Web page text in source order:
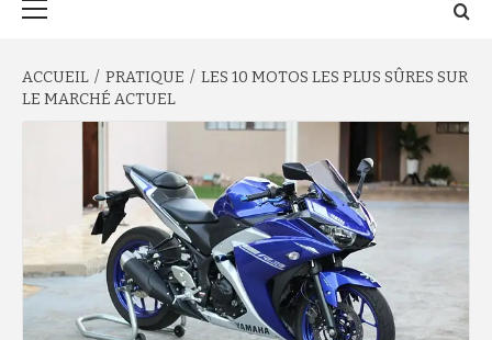
ACCUEIL PRATIQUE
LES 10 MOTOS LES PLUS SÛRES SUR
LE MARCHÉ ACTUEL